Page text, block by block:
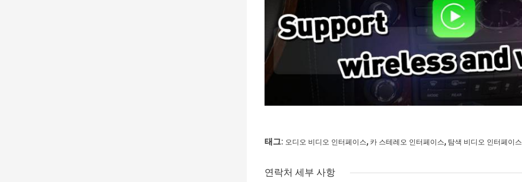
태그: 오디오 비디오 인터페이스, 카 스테레오 인터페이스, 탐색 비디오 인터페이스
연락처 세부 사항